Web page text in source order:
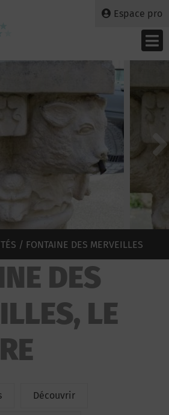
Espace pro
/ FONTAINE DES MERVEILLES
DES
LE
Découvrir